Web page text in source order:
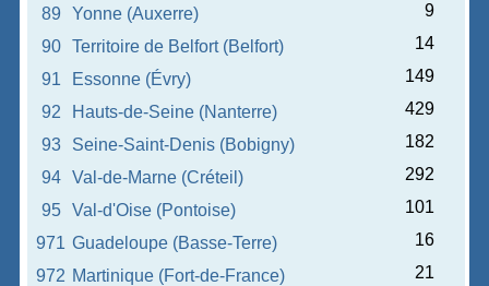
89
Yonne (Auxerre)
9
90
Territoire de Belfort (Belfort)
14
91
Essonne (Évry)
149
92
Hauts-de-Seine (Nanterre)
429
93
Seine-Saint-Denis (Bobigny)
182
94
Val-de-Marne (Créteil)
292
95
Val-d'Oise (Pontoise)
101
971 Guadeloupe (Basse-Terre)
16
972 Martinique (Fort-de-France)
21